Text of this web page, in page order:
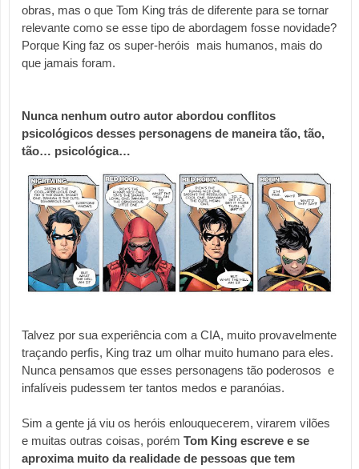
obras, mas o que Tom King trás de diferente para se tornar
Porque King faz os super-heróis  mais humanos, mais do
que jamais foram.
Nunca nenhum outro autor abordou conflitos
psicológicos desses personagens de maneira tão, tão,
tão… psicológica…
Talvez por sua experiência com a CIA, muito provavelmente
traçando perfis, King traz um olhar muito humano para eles.
Nunca pensamos que esses personagens tão poderosos  e
infalíveis pudessem ter tantos medos e paranóias.
Sim a gente já viu os heróis enlouquecerem, virarem vilões
e muitas outras coisas, porém Tom King escreve e se
aproxima muito da realidade de pessoas que tem